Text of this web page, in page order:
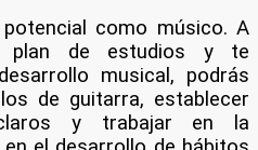
como músico. A
plan de estudios y te
musical, podrás
de guitarra, establecer
y trabajar en la